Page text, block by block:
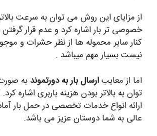
از مزایای این روش می توان به سرعت
خصوصی تر بار اشاره کرد و عدم قرار
کنار سایر محموله ها از نظر حشرات و
نیست بسیار مهم میباشد .
اما از معایبارسال بار به دورتموند به
توان به بالاتر بودن هزینه باربری اشاره
ارائه انواع خدمات تخصصی در حمل بار
عالی به شما دوستان عزیز می باشد.